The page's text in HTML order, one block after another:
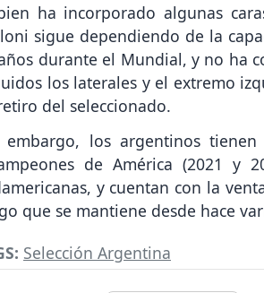
ha incorporado algunas
sigue dependiendo de la
durante el Mundial, y no ha
los laterales y el extremo
del seleccionado.
embargo, los argentinos
de América (2021 y
y cuentan con la
que se mantiene desde hace
Selección Argentina